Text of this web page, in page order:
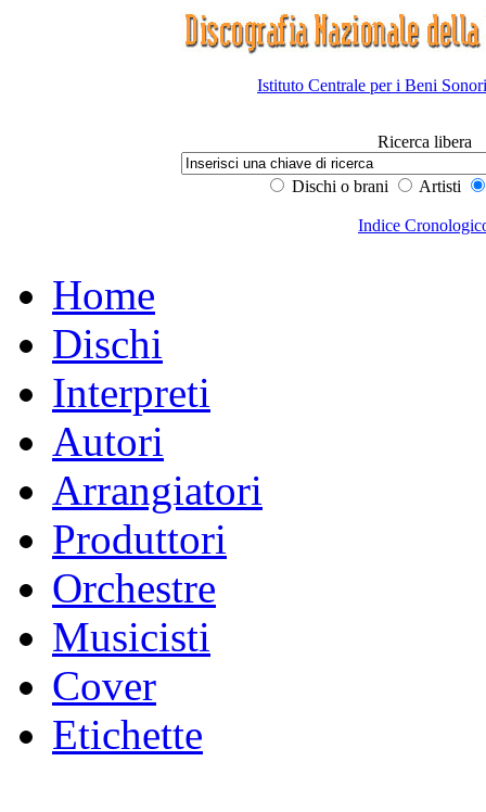
Istituto Centrale per i Beni
Ricerca libera
Dischi o brani Artisti
Indice
Home
Dischi
Interpreti
Autori
Arrangiatori
Produttori
Orchestre
Musicisti
Cover
Etichette